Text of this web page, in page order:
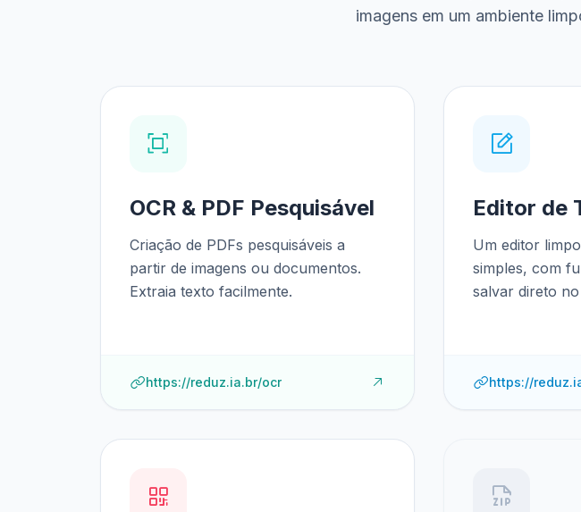
imagens em um ambiente
OCR & PDF Pesquisável
Criação de PDFs pesquisáveis a
partir de imagens ou documentos.
Extraia texto facilmente.
https://reduz.ia.br/ocr
Editor de
Um editor
simples, com
salvar direto
https://